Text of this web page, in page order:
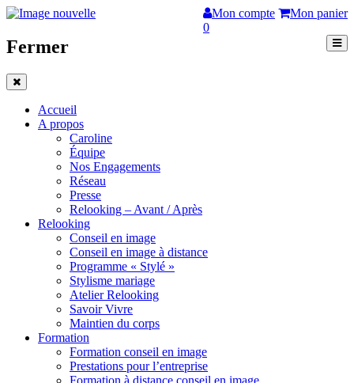
Mon compte
Mon panier
0
Fermer
Accueil
A propos
Caroline
Équipe
Nos Engagements
Réseau
Presse
Relooking – Avant / Après
Relooking
Conseil en image
Conseil en image à distance
Programme « Stylé »
Stylisme mariage
Atelier Relooking
Savoir Vivre
Maintien du corps
Formation
Formation conseil en image
Prestations pour l’entreprise
Formation à distance conseil en image